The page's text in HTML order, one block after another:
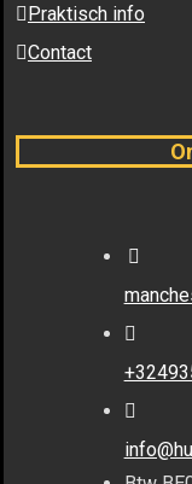
Praktisch info
Contact